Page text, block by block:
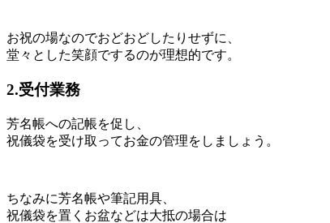
お祝の場なのでおどおどしたりせずに、
堂々とした笑顔でするのが理想的です。
2.受付業務
芳名帳への記帳を促し、
祝儀袋を受け取ってお金の管理をしましょう。
ちなみに芳名帳や筆記用具、
祝儀袋を置くお盆などは大抵の場合は